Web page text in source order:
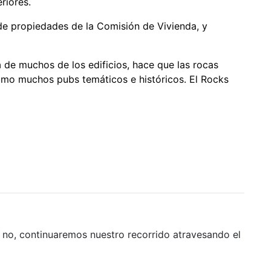
propiedades de la Comisión de Vivienda, y
muchos de los edificios, hace que las rocas
muchos pubs temáticos e históricos. El Rocks
continuaremos nuestro recorrido atravesando el